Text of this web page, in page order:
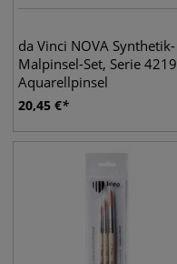
da Vinci NOVA Synthetik-
Malpinsel-Set, Serie 4219
Aquarellpinsel
20,45 €